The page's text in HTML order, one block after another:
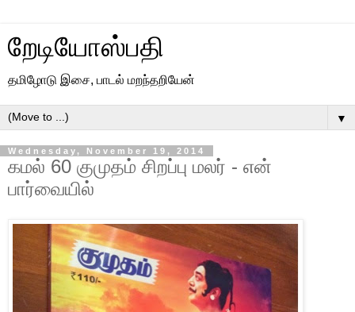
றேடியோஸ்பதி
தமிழோடு இசை, பாடல் மறந்தறியேன்
▼
Wednesday, November 19, 2014
கமல் 60 குமுதம் சிறப்பு மலர் - என்
பார்வையில்